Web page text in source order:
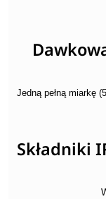
Jedną pełną miarkę
Składniki